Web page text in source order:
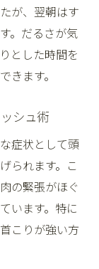
が、翌朝はす
。だるさが気
とした時間を
きます。
シュ術
症状として頭
られます。こ
の緊張がほぐ
います。特に
こりが強い方